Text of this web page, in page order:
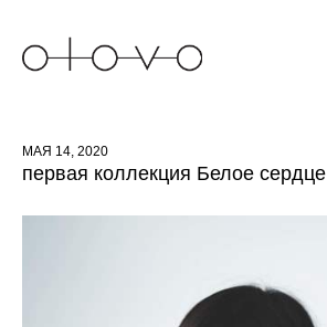
первая коллекция Белое сердце
МАЯ 14, 2020